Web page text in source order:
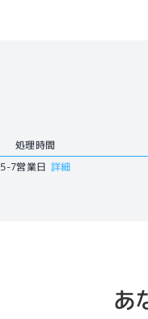
処理時間
5-7営業日 詳細
あ